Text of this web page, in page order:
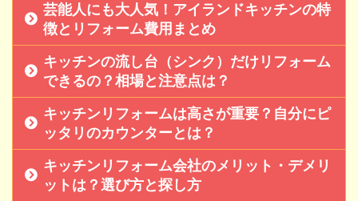
芸能人にも大人気！アイランドキッチンの特
徴とリフォーム費用まとめ
キッチンの流し台（シンク）だけリフォーム
できるの？相場と注意点は？
キッチンリフォームは高さが重要？自分にピ
ッタリのカウンターとは？
キッチンリフォーム会社のメリット・デメリ
ットは？選び方と探し方